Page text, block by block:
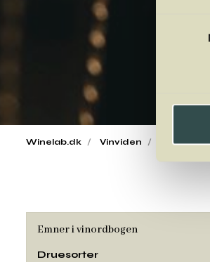
Winelab.dk Vinviden vinordbog
Emner i vinordbogen
Druesorter